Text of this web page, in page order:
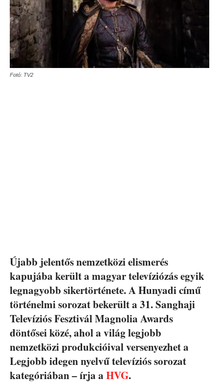
Fotó: TV2
Újabb jelentős nemzetközi elismerés
kapujába került a magyar televíziózás egyik
legnagyobb sikertörténete. A Hunyadi című
történelmi sorozat bekerült a 31. Sanghaji
Televíziós Fesztivál Magnolia Awards
döntősei közé, ahol a világ legjobb
nemzetközi produkcióival versenyezhet a
Legjobb idegen nyelvű televíziós sorozat
kategóriában – írja a HVG.